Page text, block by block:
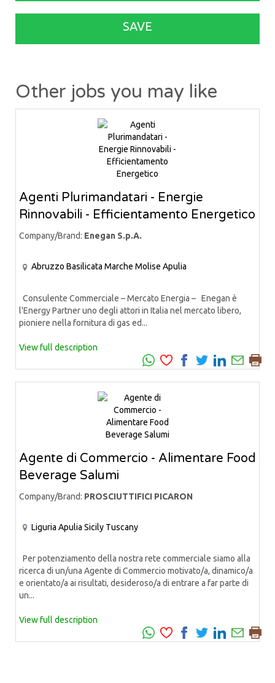
SAVE
Other jobs you may like
Agenti Plurimandatari - Energie
Rinnovabili - Efficientamento Energetico
Company/Brand: Enegan S.p.A.
Abruzzo Basilicata Marche Molise Apulia
Consulente Commerciale – Mercato Energia – Enegan è
l'Energy Partner uno degli attori in Italia nel mercato libero,
pioniere nella fornitura di gas ed...
View full description
Agente di Commercio - Alimentare Food
Beverage Salumi
Company/Brand: PROSCIUTTIFICI PICARON
Liguria Apulia Sicily Tuscany
Per potenziamento della nostra rete commerciale siamo alla
ricerca di un/una Agente di Commercio motivato/a, dinamico/a
e orientato/a ai risultati, desideroso/a di entrare a far parte di
un...
View full description